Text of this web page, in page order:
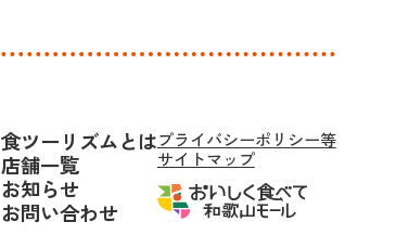
食ツーリズムとは
店舗一覧
お知らせ
お問い合わせ
プライバシーポリシー等
サイトマップ